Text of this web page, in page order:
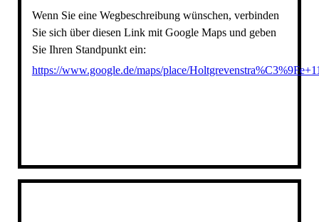
Wenn Sie eine Wegbeschreibung wünschen, verbinden
Sie sich über diesen Link mit Google Maps und geben
Sie Ihren Standpunkt ein:
https://www.google.de/maps/place/